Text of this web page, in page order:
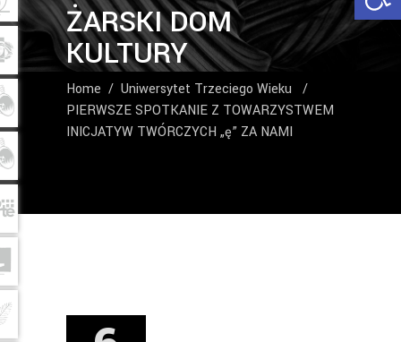
ŻARSKI DOM
KULTURY
Home / Uniwersytet Trzeciego Wieku
/
PIERWSZE SPOTKANIE Z TOWARZYSTWEM
INICJATYW TWÓRCZYCH „ę” ZA NAMI